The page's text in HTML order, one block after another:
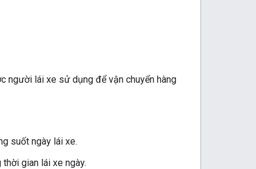
người lái xe sử dụng để vận chuyển hàng
suốt ngày lái xe.
gian lái xe ngày.